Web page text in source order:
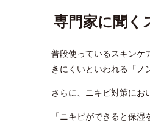
専門家に聞く
普段使っているスキンケ
きにくいといわれる「ノ
さらに、ニキビ対策にお
「ニキビができると保